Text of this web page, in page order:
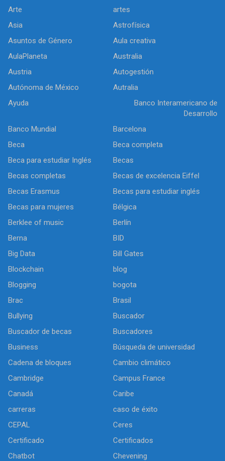
Arte
artes
Asia
Astrofísica
Asuntos de Género
Aula creativa
AulaPlaneta
Australia
Austria
Autogestión
Autónoma de México
Autralia
Ayuda
Banco Interamericano de
Desarrollo
Banco Mundial
Barcelona
Beca
Beca completa
Beca para estudiar Inglés
Becas
Becas completas
Becas de excelencia Eiffel
Becas Erasmus
Becas para estudiar inglés
Becas para mujeres
Bélgica
Berklee of music
Berlín
Berna
BID
Big Data
Bill Gates
Blockchain
blog
Blogging
bogota
Brac
Brasil
Bullying
Buscador
Buscador de becas
Buscadores
Business
Búsqueda de universidad
Cadena de bloques
Cambio climático
Cambridge
Campus France
Canadá
Caribe
carreras
caso de éxito
CEPAL
Ceres
Certificado
Certificados
Chatbot
Chevening